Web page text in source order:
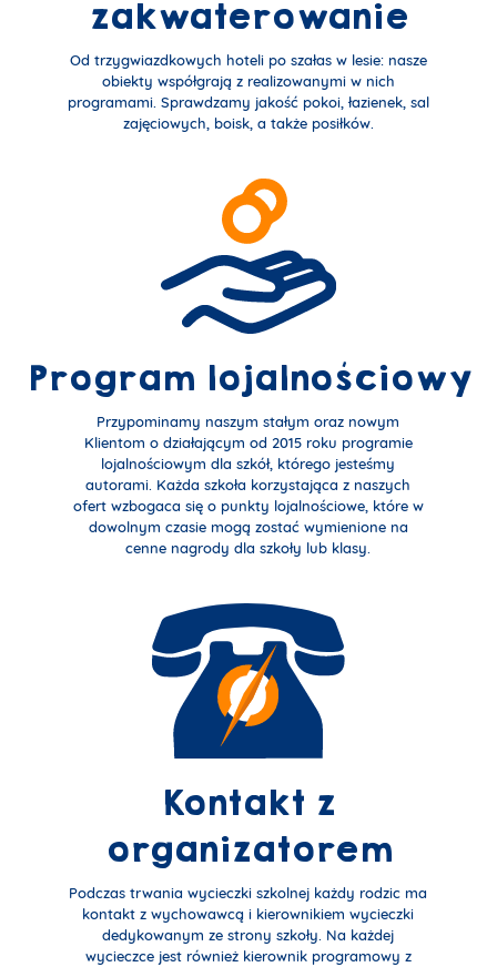
zakwaterowanie
Od trzygwiazdkowych hoteli po szałas w lesie: nasze
obiekty współgrają z realizowanymi w nich
programami. Sprawdzamy jakość pokoi, łazienek, sal
zajęciowych, boisk, a także posiłków.
Program lojalnościowy
Przypominamy naszym stałym oraz nowym
Klientom o działającym od 2015 roku programie
lojalnościowym dla szkół, którego jesteśmy
autorami. Każda szkoła korzystająca z naszych
ofert wzbogaca się o punkty lojalnościowe, które w
dowolnym czasie mogą zostać wymienione na
cenne nagrody dla szkoły lub klasy.
Kontakt z
organizatorem
Podczas trwania wycieczki szkolnej każdy rodzic ma
kontakt z wychowawcą i kierownikiem wycieczki
dedykowanym ze strony szkoły. Na każdej
wycieczce jest również kierownik programowy z